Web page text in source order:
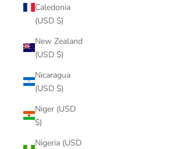
Caledonia
(USD $)
New Zealand
(USD $)
Nicaragua
(USD $)
Niger (USD
$)
Nigeria (USD